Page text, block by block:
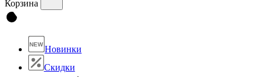
Корзина
NEW Новинки
Скидки